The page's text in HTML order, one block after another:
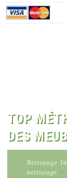
content
TOP
DES
Nettoyage
nettoyage >